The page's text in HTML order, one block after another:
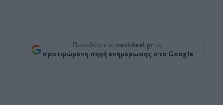
Προσθέστε το nextdeal.gr ως
προτιμώμενη πηγή ενημέρωσης στο Google